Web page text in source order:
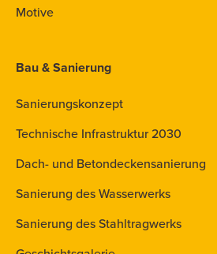
Motive
Bau & Sanierung
Sanierungskonzept
Technische Infrastruktur 2030
Dach- und Betondeckensanierung
Sanierung des Wasserwerks
Sanierung des Stahltragwerks